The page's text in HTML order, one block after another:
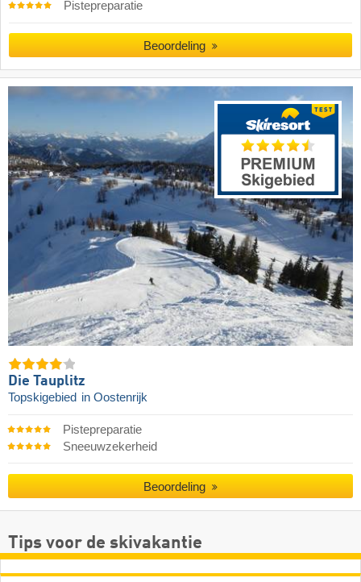
Pistepreparatie
Beoordeling
Die Tauplitz
Topskigebied in Oostenrijk
Pistepreparatie
Sneeuwzekerheid
Beoordeling
Tips voor de skivakantie